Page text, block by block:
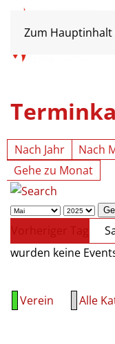
Zum
Nach Jahr Nach
Gehe zu Monat
Vorheriger Tag
wurden keine
Verein Alle